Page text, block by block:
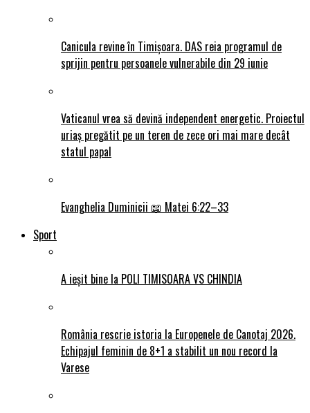
Canicula revine în Timișoara. DAS reia programul de
sprijin pentru persoanele vulnerabile din 29 iunie
Vaticanul vrea să devină independent energetic. Proiectul
uriaș pregătit pe un teren de zece ori mai mare decât
statul papal
Evanghelia Duminicii 📖 Matei 6:22–33
Sport
A ieșit bine la POLI TIMISOARA VS CHINDIA
România rescrie istoria la Europenele de Canotaj 2026.
Echipajul feminin de 8+1 a stabilit un nou record la
Varese